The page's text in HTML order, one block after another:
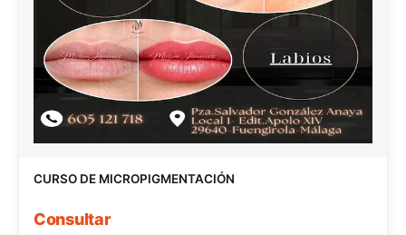
CURSO DE MICROPIGMENTACIÓN
Consultar